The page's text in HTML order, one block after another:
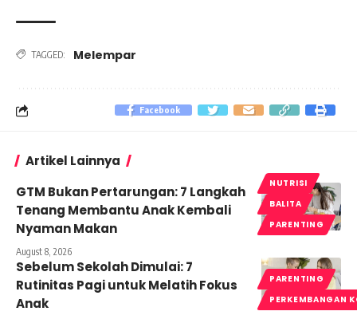
TAGGED: Melempar
Facebook
Artikel Lainnya
NUTRISI
BALITA
PARENTING
GTM Bukan Pertarungan: 7 Langkah
Tenang Membantu Anak Kembali
Nyaman Makan
August 8, 2026
PARENTING
PERKEMBANGAN
Sebelum Sekolah Dimulai: 7
Rutinitas Pagi untuk Melatih Fokus
Anak